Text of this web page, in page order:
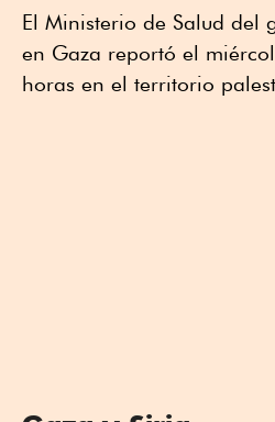
El Ministerio de Salud del
en Gaza reportó el
horas en el territorio